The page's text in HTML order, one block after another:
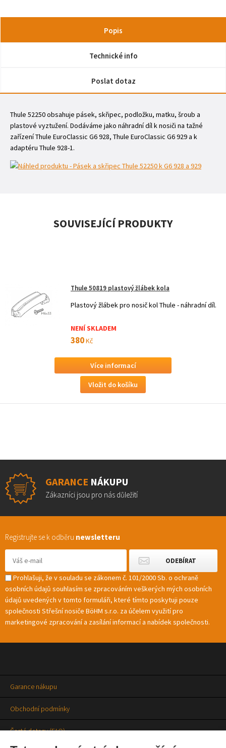
Popis
Technické info
Poslat dotaz
Thule 52250 obsahuje pásek, skřipec, podložku, matku, šroub a
plastové vyztužení. Dodáváme jako náhradní díl k nosiči na tažné
zařízení Thule EuroClassic G6 928, Thule EuroClassic G6 929 a k
adaptéru Thule 928-1.
SOUVISEJÍCÍ PRODUKTY
Thule 50819 plastový žlábek kola
Plastový žlábek pro nosič kol Thule - náhradní díl.
NENÍ SKLADEM
380Kč
Více informací
GARANCE NÁKUPU
Zákazníci jsou pro nás důležití
Registrujte se k odběru newsletteru
Prohlašuji, že v souladu se zákonem č. 101/2000 Sb. o ochraně
osobních údajů souhlasím se zpracováním veškerých mých osobních
údajů uvedených v tomto formuláři, které tímto poskytuji pouze
společnosti Střešní nosiče BöHM s.r.o. za účelem využití pro
marketingové zpracování a zasílání informací a nabídek společnosti.
Garance nákupu
Obchodní podmínky
Časté dotazy (FAQ)